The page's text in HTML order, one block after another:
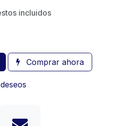
incluidos
Comprar ahora